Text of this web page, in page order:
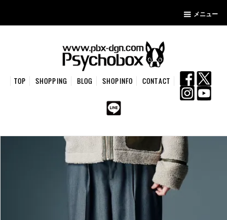
メニュー
TOP SHOPPING BLOG SHOPINFO CONTACT